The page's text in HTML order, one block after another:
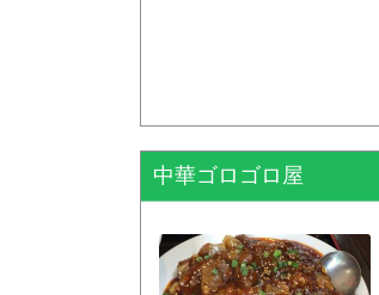
中華ゴロゴロ屋